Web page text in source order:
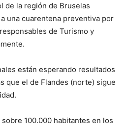
de la región de Bruselas
una cuarentena preventiva por
de Turismo y
están esperando resultados
que el de Flandes (norte) sigue
100.000 habitantes en los